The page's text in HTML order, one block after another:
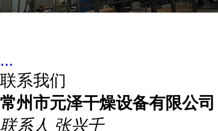
...
联系我们
常州市元泽干燥设备有限公司
联系人 张兴千